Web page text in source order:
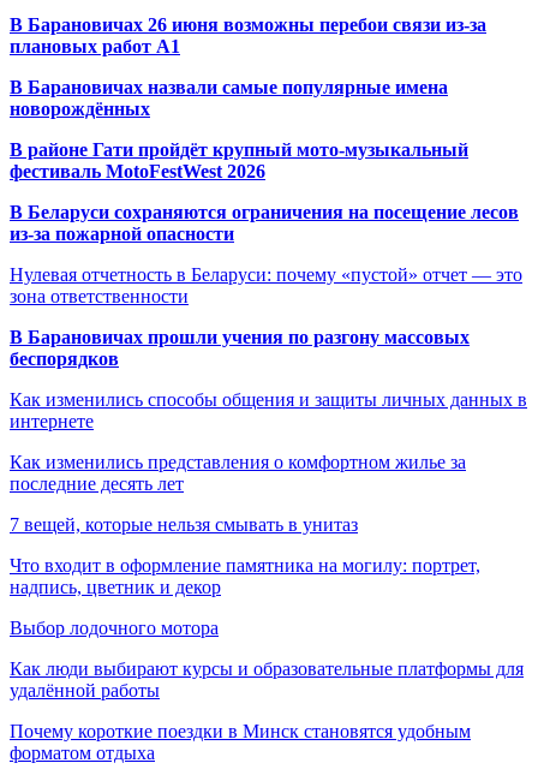
В Барановичах 26 июня возможны перебои связи из-за
плановых работ A1
В Барановичах назвали самые популярные имена
новорождённых
В районе Гати пройдёт крупный мото-музыкальный
фестиваль MotoFestWest 2026
В Беларуси сохраняются ограничения на посещение лесов
из-за пожарной опасности
Нулевая отчетность в Беларуси: почему «пустой» отчет — это
зона ответственности
В Барановичах прошли учения по разгону массовых
беспорядков
Как изменились способы общения и защиты личных данных в
интернете
Как изменились представления о комфортном жилье за
последние десять лет
7 вещей, которые нельзя смывать в унитаз
Что входит в оформление памятника на могилу: портрет,
надпись, цветник и декор
Выбор лодочного мотора
Как люди выбирают курсы и образовательные платформы для
удалённой работы
Почему короткие поездки в Минск становятся удобным
форматом отдыха